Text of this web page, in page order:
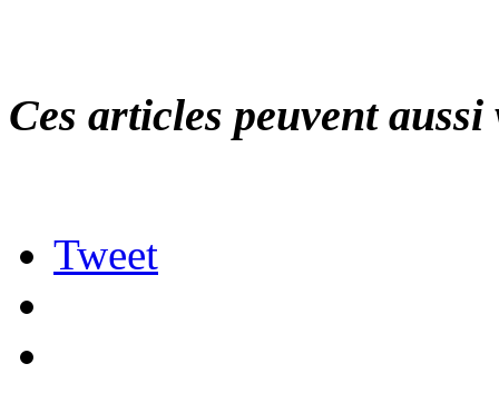
Ces articles peuvent
Tweet